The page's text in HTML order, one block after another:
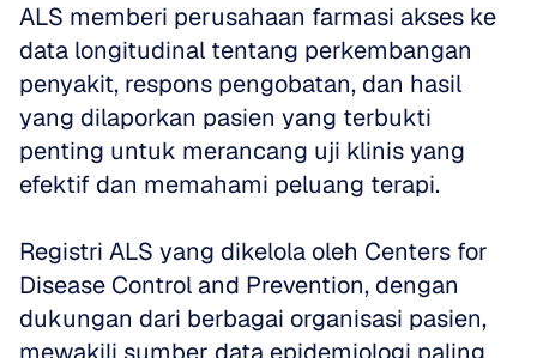
ALS memberi perusahaan farmasi akses ke
data longitudinal tentang perkembangan
penyakit, respons pengobatan, dan hasil
yang dilaporkan pasien yang terbukti
penting untuk merancang uji klinis yang
efektif dan memahami peluang terapi.
Registri ALS yang dikelola oleh Centers for
Disease Control and Prevention, dengan
dukungan dari berbagai organisasi pasien,